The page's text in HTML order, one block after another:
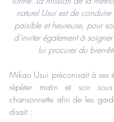
naturel Usui est de
paisible et heureuse, pour
d’inviter également à
lui procurer du bien-
Mikao Usui préconisait à ses
répéter matin et soir
chansonnette afin de les
disait :